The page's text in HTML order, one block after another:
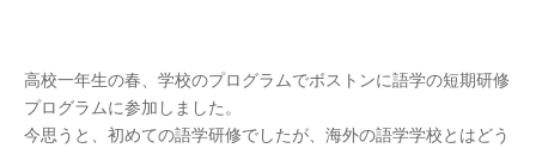
高校一年生の春、学校のプログラムでボストンに語学の短期研修
プログラムに参加しました。
今思うと、初めての語学研修でしたが、海外の語学学校とはどう